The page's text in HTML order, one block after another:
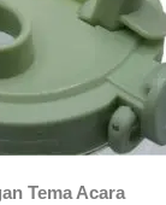
Tema Acara